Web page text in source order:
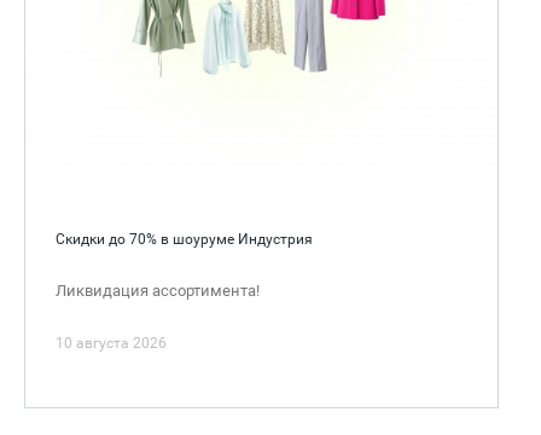
Скидки до 70% в шоуруме Индустрия
Ликвидация ассортимента!
10 августа 2026